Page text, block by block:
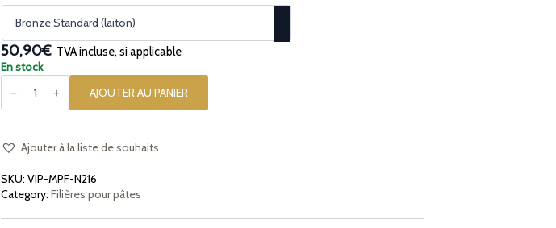
50,90€ TVA incluse, si applicable
En stock
quantité
de
en
Spaghetti
1.6mm
avec
La
Fattorina
VIP2,
AJOUTER AU PANIER
Ajouter à la liste de souhaits
SKU: VIP-MPF-N216
Category: Filières pour pâtes